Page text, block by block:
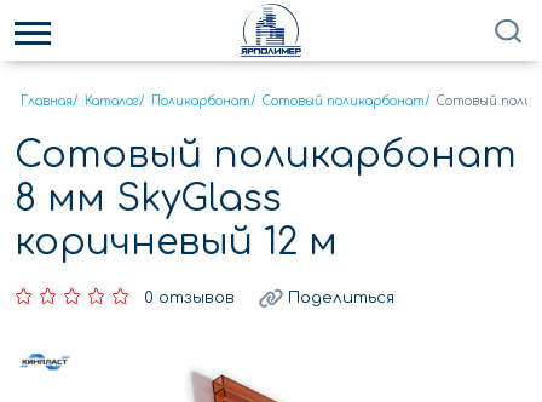
Главная/ Каталог/ Поликарбонат/ Сотовый поликарбонат/ Сотовый
Сотовый поликарбонат
8 мм SkyGlass
коричневый 12 м
0 отзывов Поделиться